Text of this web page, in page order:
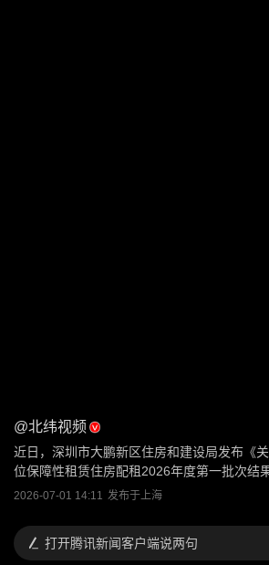
@北纬视频
近日，深圳市大鹏新区住房和建设局发布《
位保障性租赁住房配租2026年度第一批次结
2026-07-01 14:11 发布于上海
打开腾讯新闻客户端说两句